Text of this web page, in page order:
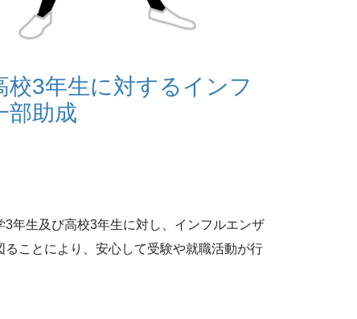
3年生に対するインフ
部助成
年生及び高校3年生に対し、インフルエンザ
ことにより、安心して受験や就職活動が行